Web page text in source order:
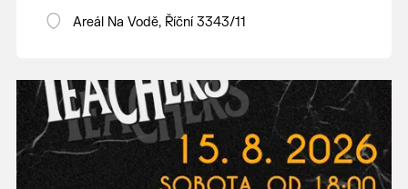
Areál Na Vodě, Říční 3343/11